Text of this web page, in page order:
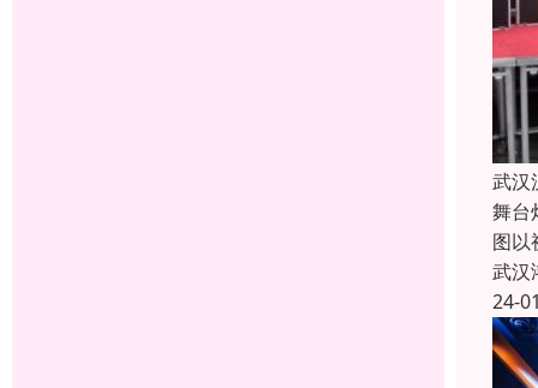
武汉
舞台
图以
武汉
24-